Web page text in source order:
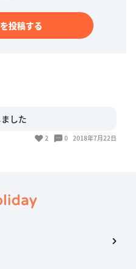
投稿する
した
2 0 2018年7月22日